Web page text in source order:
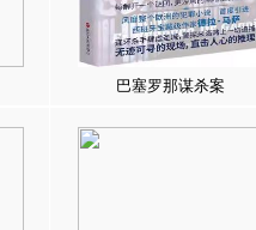
巴塞罗那谋杀案